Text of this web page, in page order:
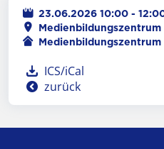
23.06.2026 10:00 -
Ort
Medienbildungszentrum
Veranstalter
Medienbildungszentrum
ICS/iCal
zurück